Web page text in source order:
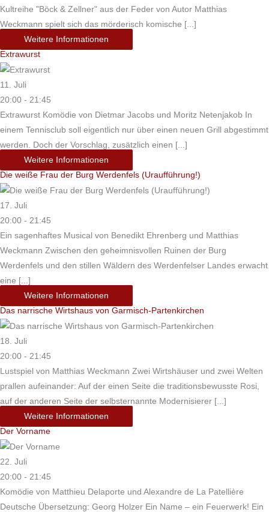
Kultreihe "Böck & Zellner" aus der Feder von Autor Matthias
Weckmann spielt sich das mörderisch komische [...]
Weitere Informationen
Extrawurst
11. Juli
20:00 - 21:45
Extrawurst Komödie von Dietmar Jacobs und Moritz Netenjakob In
einem Tennisclub soll eigentlich nur über einen neuen Grill abgestimmt
werden. Doch der Vorschlag, zusätzlich einen [...]
Weitere Informationen
Die weiße Frau der Burg Werdenfels (Uraufführung!)
17. Juli
20:00 - 21:45
Ein sagenhaftes Musical von Benedikt Ehrenberg und Matthias
Weckmann Zwischen den geheimnisvollen Ruinen der Burg
Werdenfels und den stillen Wäldern des Werdenfelser Landes erwacht
eine [...]
Weitere Informationen
Das narrische Wirtshaus von Garmisch-Partenkirchen
18. Juli
20:00 - 21:45
Lustspiel von Matthias Weckmann Zwei Wirtshäuser und zwei Welten
prallen aufeinander: Auf der einen Seite die traditionsbewusste Rosi,
auf der anderen Seite der selbsternannte Modernisierer [...]
Weitere Informationen
Der Vorname
22. Juli
20:00 - 21:45
Komödie von Matthieu Delaporte und Alexandre de La Patellière
Deutsche Übersetzung: Georg Holzer Ein Name – ein Feuerwerk! Ein